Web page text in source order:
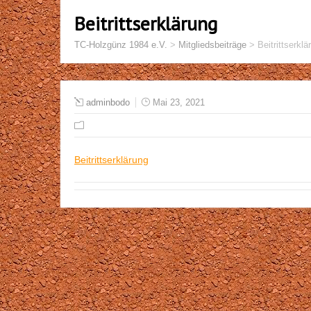
Beitrittserklärung
TC-Holzgünz 1984 e.V. > Mitgliedsbeiträge >
adminbodo Mai 23, 2021
Beitrittserklärung